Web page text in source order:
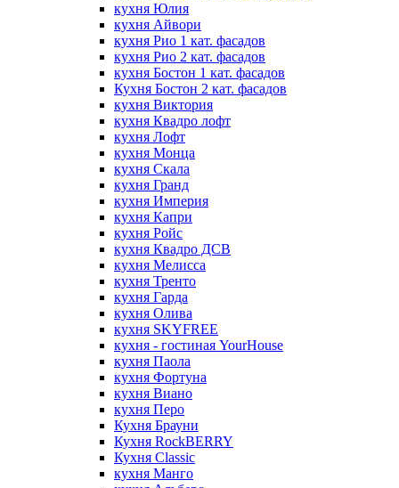
кухня Юлия
кухня Айвори
кухня Рио 1 кат. фасадов
кухня Рио 2 кат. фасадов
кухня Бостон 1 кат. фасадов
Кухня Бостон 2 кат. фасадов
кухня Виктория
кухня Квадро лофт
кухня Лофт
кухня Монца
кухня Скала
кухня Гранд
кухня Империя
кухня Капри
кухня Ройс
кухня Квадро ДСВ
кухня Мелисса
кухня Тренто
кухня Гарда
кухня Олива
кухня SKYFREE
кухня - гостиная YourHouse
кухня Паола
кухня Фортуна
кухня Виано
кухня Перо
Кухня Брауни
Кухня RockBERRY
Кухня Classic
кухня Манго